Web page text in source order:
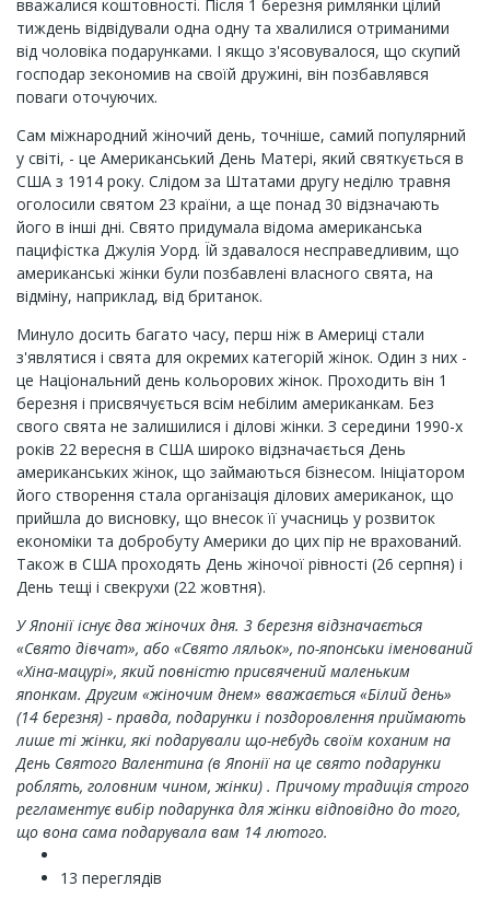
вважалися коштовності. Після 1 березня римлянки цілий
тиждень відвідували одна одну та хвалилися отриманими
від чоловіка подарунками. І якщо з'ясовувалося, що скупий
господар зекономив на своїй дружині, він позбавлявся
поваги оточуючих.
Сам міжнародний жіночий день, точніше, самий популярний
у світі, - це Американський День Mатері, який святкується в
США з 1914 року. Слідом за Штатами другу неділю травня
оголосили святом 23 країни, а ще понад 30 відзначають
його в інші дні. Свято придумала відома американська
пацифістка Джулія Уорд. Їй здавалося несправедливим, що
американські жінки були позбавлені власного свята, на
відміну, наприклад, від британок.
Минуло досить багато часу, перш ніж в Америці стали
з'являтися і свята для окремих категорій жінок. Один з них -
це Національний день кольорових жінок. Проходить він 1
березня і присвячується всім небілим американкам. Без
свого свята не залишилися і ділові жінки. З середини 1990-х
років 22 вересня в США широко відзначається День
американських жінок, що займаються бізнесом. Ініціатором
його створення стала організація ділових американок, що
прийшла до висновку, що внесок її учасниць у розвиток
економіки та добробуту Америки до цих пір не врахований.
Також в США проходять День жіночої рівності (26 серпня) і
День тещі і свекрухи (22 жовтня).
У Японії існує два жіночих дня. 3 березня відзначається
«Свято дівчат», або «Свято ляльок», по-японськи іменований
«Хіна-мацурі», який повністю присвячений маленьким
японкам. Другим «жіночим днем» вважається «Білий день»
(14 березня) - правда, подарунки і поздоровлення приймають
лише ті жінки, які подарували що-небудь своїм коханим на
День Святого Валентина (в Японії на це свято подарунки
роблять, головним чином, жінки) . Причому традиція строго
регламентує вибір подарунка для жінки відповідно до того,
що вона сама подарувала вам 14 лютого.
13 переглядів